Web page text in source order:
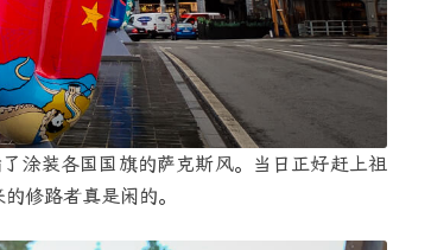
涂装各国国旗的萨克斯风。当日正好赶上祖
修路者真是闲的。